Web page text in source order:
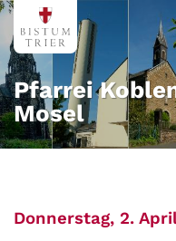
Zum Inhalt springen
Pfarrei
Mosel
Donnerstag, 2.